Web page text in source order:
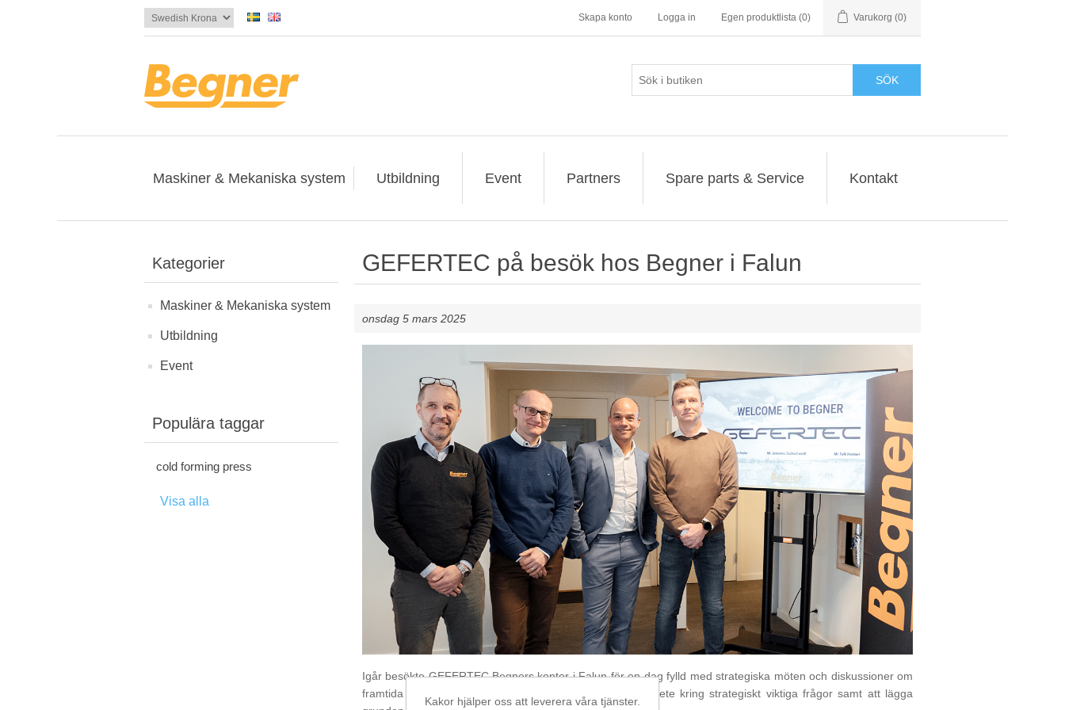
Skapa konto Logga in Egen produktlista (0) Varukorg (0)
SÖK
Maskiner & Mekaniska system Utbildning Event Partners Spare parts & Service Kontakt
Kategorier
Maskiner & Mekaniska system
Utbildning
Event
Populära taggar
cold forming press
Visa alla
GEFERTEC på besök hos Begner i Falun
onsdag 5 mars 2025
Igår besökte GEFERTEC Begners kontor i Falun för en dag fylld med strategiska möten och diskussioner om
framtida möjligheter. Under besöket låg fokus på samarbete kring strategiskt viktiga frågor samt att lägga
Kakor hjälper oss att leverera våra tjänster.